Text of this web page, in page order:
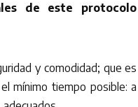
de este protocolo
y comodidad; que es
mínimo tiempo posible: a